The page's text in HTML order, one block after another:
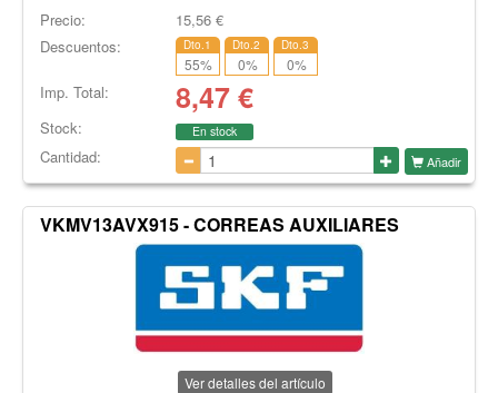
Precio: 15,56€
Descuentos:
Dto.1
55%
Dto.2
0%
Dto.3
0%
Imp. Total: 8,47€
Stock: En stock
Cantidad: Añadir
VKMV13AVX915 - CORREAS AUXILIARES
Ver detalles del artículo